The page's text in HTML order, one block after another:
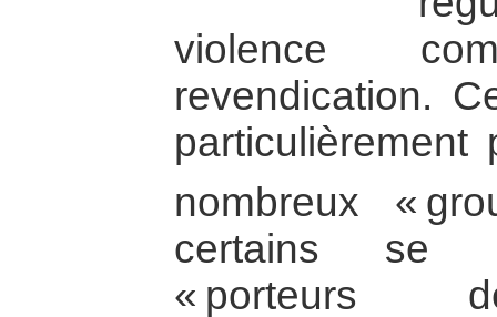
violence
revendication.
nombreux «
certains se
« porteurs